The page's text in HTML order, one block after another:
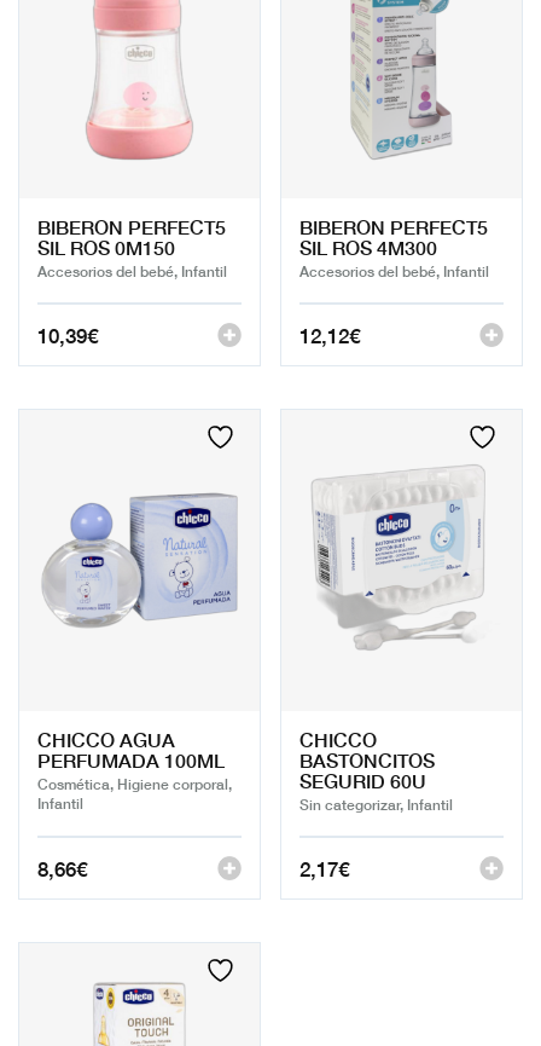
BIBERON PERFECT5
SIL ROS 0M150
Accesorios del bebé, Infantil
10,39€
BIBERON PERFECT5
SIL ROS 4M300
Accesorios del bebé, Infantil
12,12€
CHICCO AGUA
PERFUMADA 100ML
Cosmética, Higiene corporal,
Infantil
8,66€
CHICCO
BASTONCITOS
SEGURID 60U
Sin categorizar, Infantil
2,17€